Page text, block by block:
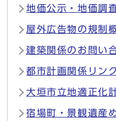
地価公示・地価調
屋外広告物の規制
建築関係のお問い
都市計画関係リンク
大垣市立地適正化
宿場町・景観遺産